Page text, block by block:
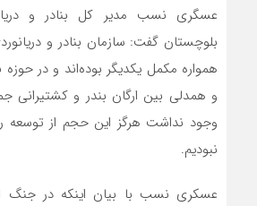
عسگری نسب مدیر کل بنادر و
بلوچستان گفت: سازمان بنادر و
همواره مکمل یکدیگر بوده‌اند و در حوزه
و همدلی بین ارگان بندر و کشتیرانی
وجود نداشت هرگز این حجم از توسعه
نبودیم.
عسکری نسب با بیان اینکه در جنگ